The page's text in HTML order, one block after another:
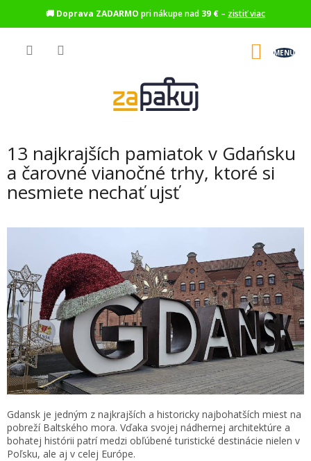
🚚 Doprava ZADARMO pri nákupe nad 39 € – zistiť viac
13 najkrajších pamiatok v Gdańsku
a čarovné vianočné trhy, ktoré si
nesmiete nechať ujsť
Gdansk je jedným z najkrajších a historicky najbohatších miest na
pobreží Baltského mora. Vďaka svojej nádhernej architektúre a
bohatej histórii patrí medzi obľúbené turistické destinácie nielen v
Poľsku, ale aj v celej Európe.